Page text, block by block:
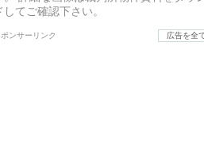
してご確認下さい。
ポンサーリンク 広告を全